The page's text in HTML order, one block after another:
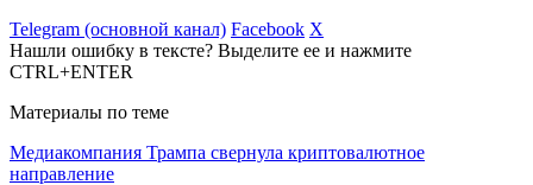
Telegram (основной канал) Facebook X
Нашли ошибку в тексте? Выделите ее и нажмите
CTRL+ENTER
Материалы по теме
Медиакомпания Трампа свернула криптовалютное
направление